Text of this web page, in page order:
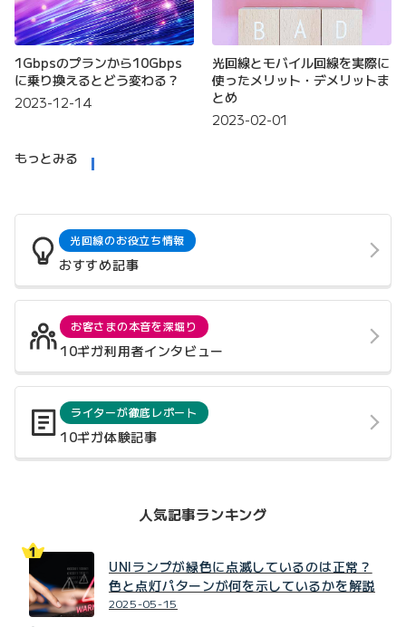
1Gbpsのプランから10Gbps
に乗り換えるとどう変わる？
2023-12-14
光回線とモバイル回線を実際に
使ったメリット・デメリットま
とめ
2023-02-01
もっとみる
光回線のお役立ち情報
おすすめ記事
お客さまの本音を深堀り
10ギガ利用者インタビュー
ライターが徹底レポート
10ギガ体験記事
人気記事ランキング
UNIランプが緑色に点滅しているのは正常？
色と点灯パターンが何を示しているかを解説
2025-05-15